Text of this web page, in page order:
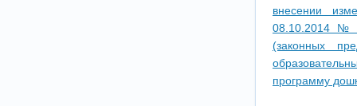
внесении
08.10.2014 №
(законных
программу